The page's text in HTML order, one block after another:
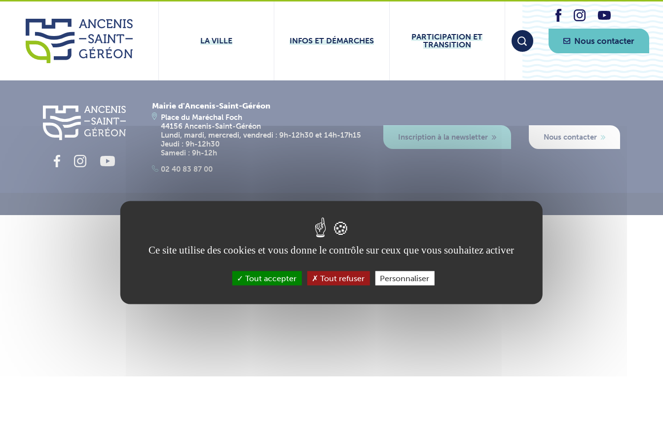
Aller
contenu
LA VILLE
INFOS ET DÉMARCHES
PARTICIPATION ET
TRANSITION
Nous contacter
Mairie d'Ancenis-Saint-Géréon
Place du Maréchal Foch
44156 Ancenis-Saint-Géréon
Lundi, mardi, mercredi, vendredi : 9h-12h30 et 14h-17h15
Jeudi : 9h-12h30
Samedi : 9h-12h
02 40 83 87 00
Inscription à la newsletter Nous contacter
Panneau de gestion des cookies
Ce site utilise des cookies et vous donne le contrôle sur ceux que vous souhaitez activer
Tout accepter Tout refuser Personnaliser